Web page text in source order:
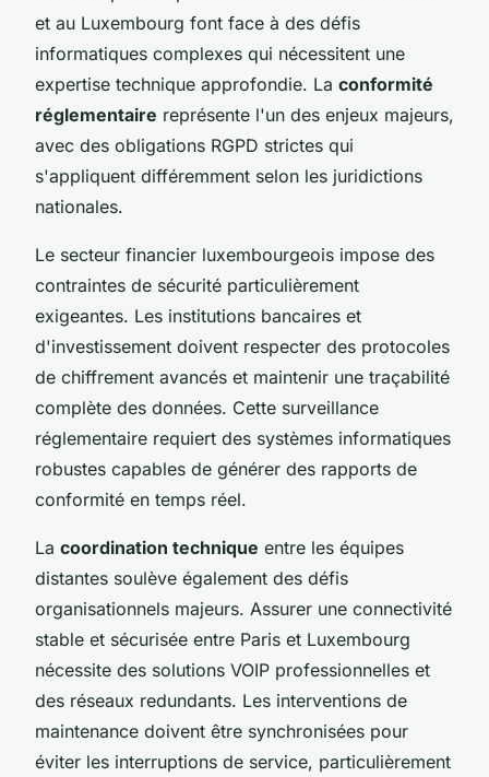
et au Luxembourg font face à des défis
informatiques complexes qui nécessitent une
expertise technique approfondie. La conformité
réglementaire représente l'un des enjeux majeurs,
avec des obligations RGPD strictes qui
s'appliquent différemment selon les juridictions
nationales.
Le secteur financier luxembourgeois impose des
contraintes de sécurité particulièrement
exigeantes. Les institutions bancaires et
d'investissement doivent respecter des protocoles
de chiffrement avancés et maintenir une traçabilité
complète des données. Cette surveillance
réglementaire requiert des systèmes informatiques
robustes capables de générer des rapports de
conformité en temps réel.
La coordination technique entre les équipes
distantes soulève également des défis
organisationnels majeurs. Assurer une connectivité
stable et sécurisée entre Paris et Luxembourg
nécessite des solutions VOIP professionnelles et
des réseaux redundants. Les interventions de
maintenance doivent être synchronisées pour
éviter les interruptions de service, particulièrement